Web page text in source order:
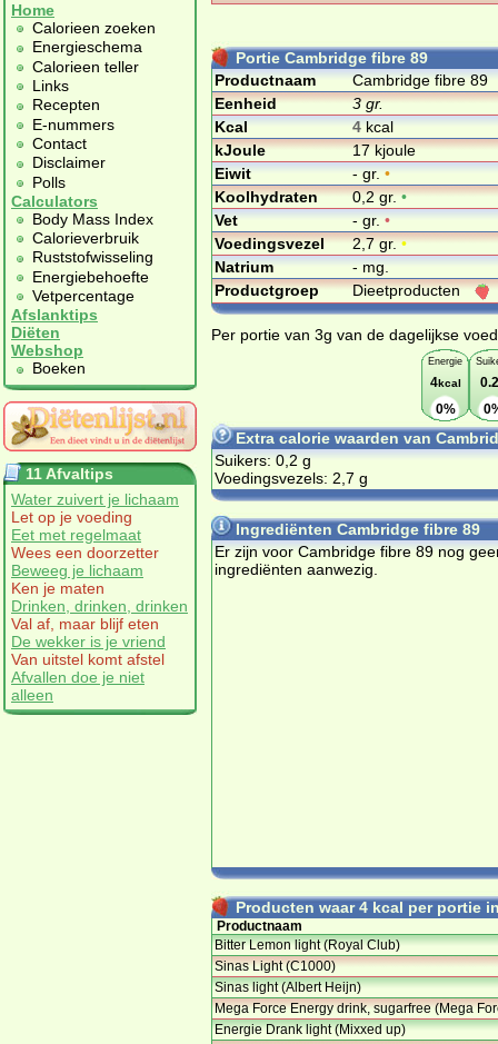
Home
Calorieen zoeken
Energieschema
Calorieen teller
Links
Recepten
E-nummers
Contact
Disclaimer
Polls
Calculators
Body Mass Index
Calorieverbruik
Ruststofwisseling
Energiebehoefte
Vetpercentage
Afslanktips
Diëten
Webshop
Boeken
11 Afvaltips
Water zuivert je lichaam
Let op je voeding
Eet met regelmaat
Wees een doorzetter
Beweeg je lichaam
Ken je maten
Drinken, drinken, drinken
Val af, maar blijf eten
De wekker is je vriend
Van uitstel komt afstel
Afvallen doe je niet
alleen
Portie Cambridge fibre 89
Productnaam
Cambridge fibre 89
Eenheid
3 gr.
Kcal
4 kcal
kJoule
17 kjoule
Eiwit
- gr. •
Koolhydraten
0,2 gr.•
Vet
- gr. •
Voedingsvezel
2,7 gr.•
Natrium
- mg.
Productgroep
Dieetproducten
Per portie van 3g van de dagelijkse
Energie
4kcal
0%
Extra calorie waarden van
Suikers: 0,2 g
Voedingsvezels: 2,7 g
Ingrediënten Cambridge fibre 89
Er zijn voor Cambridge fibre 89 nog
ingrediënten aanwezig.
Producten waar 4 kcal per portie
Productnaam
Bitter Lemon light (Royal Club)
Sinas Light (C1000)
Sinas light (Albert Heijn)
Mega Force Energy drink, sugarfree (Mega
Energie Drank light (Mixxed up)